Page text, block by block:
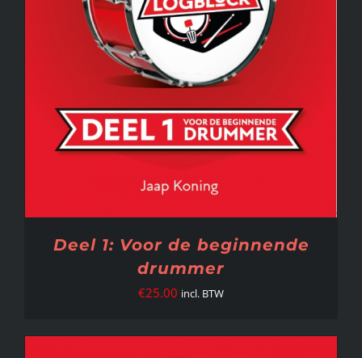
Deel 1: Voor de beginnende
drummer
€25.00 incl. BTW